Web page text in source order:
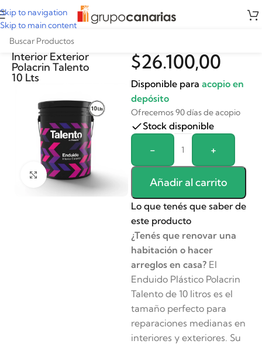
Skip to navigation
Skip to main content
Enduido Plástico
Interior Exterior
Polacrin Talento
10 Lts
Clickee para agrandar
$26.100,00
Disponible para acopio en
depósito
Ofrecemos 90 días de acopio
Stock disponible
- +
Añadir al carrito
Alternative:
Lo que tenés que saber de
este producto
¿Tenés que renovar una
habitación o hacer
arreglos en casa?El
Enduido Plástico Polacrin
Talento de 10 litros es el
tamaño perfecto para
reparaciones medianas en
interiores y exteriores. Su